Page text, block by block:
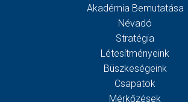
Akadémia Bemutatása
Névadó
Stratégia
Létesítményeink
Büszkeségeink
Csapatok
Mérkőzések